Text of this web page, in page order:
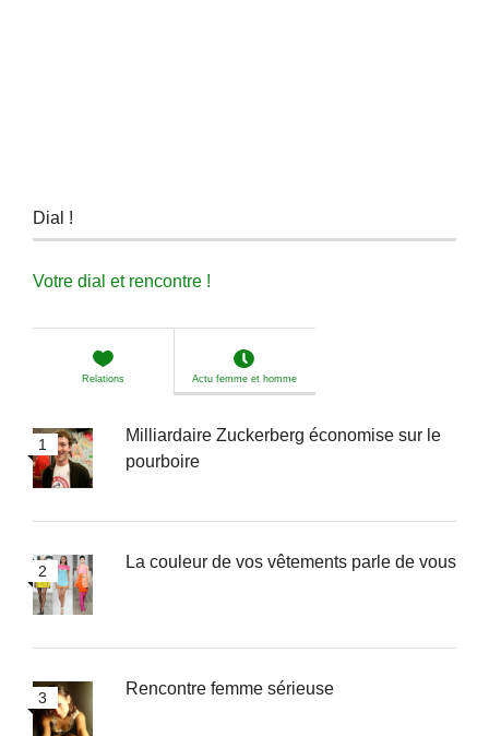
Dial !
Votre dial et rencontre !
Relations Actu femme et homme
Milliardaire Zuckerberg économise sur le
pourboire
La couleur de vos vêtements parle de vous
Rencontre femme sérieuse